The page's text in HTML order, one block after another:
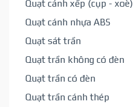
Quạt cánh xếp (cụp - xoè)
Quạt cánh nhựa ABS
Quạt sát trần
Quạt trần không có đèn
Quạt trần có đèn
Quạt trần cánh thép